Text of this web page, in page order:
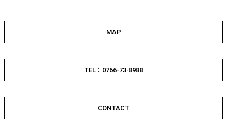
MAP
TEL：0766-73-8988
CONTACT